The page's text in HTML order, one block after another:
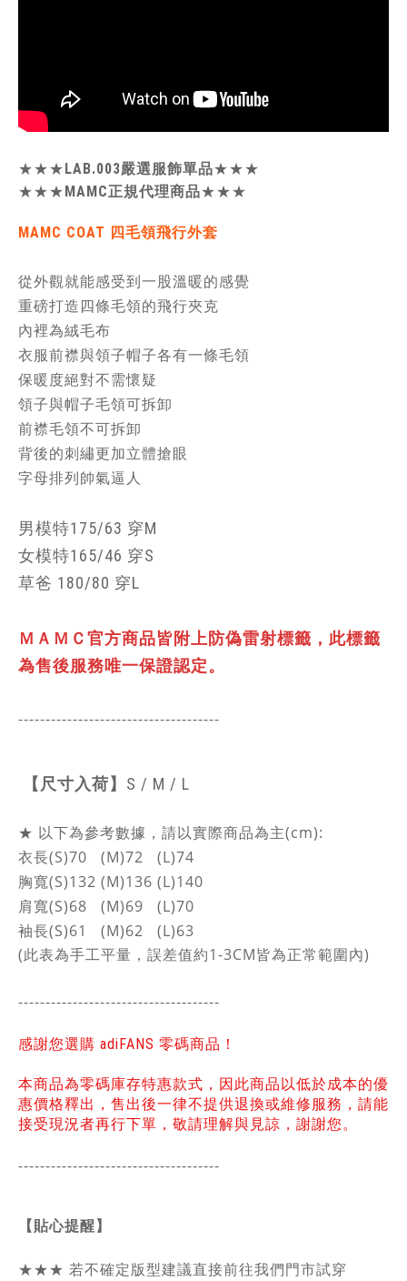
★★★LAB.003嚴選服飾單品★★★
★★★MAMC正規代理商品★★★
MAMC COAT 四毛領飛行外套
從外觀就能感受到一股溫暖的感覺
重磅打造四條毛領的飛行夾克
內裡為絨毛布
衣服前襟與領子帽子各有一條毛領
保暖度絕對不需懷疑
領子與帽子毛領可拆卸
前襟毛領不可拆卸
背後的刺繡更加立體搶眼
字母排列帥氣逼人
男模特175/63 穿M
女模特165/46 穿S
草爸 180/80 穿L
ＭＡＭＣ官方商品皆附上防偽雷射標籤， 此標籤
為售後服務唯一保證認定。
-------------------------------------
【尺寸入荷】 S / M / L
★ 以下為參考數據，請以實際商品為主(cm):
衣長(S)70 (M)72 (L)74
胸寬(S)132 (M)136 (L)140
肩寬(S)68 (M)69 (L)70
袖長(S)61 (M)62 (L)63
(此表為手工平量，誤差值約1-3CM皆為正常範圍內)
-------------------------------------
感謝您選購 adiFANS 零碼商品！
本商品為零碼庫存特惠款式，因此商品以低於成本的優
惠價格釋出，售出後一律不提供退換或維修服務，請能
接受現況者再行下單，敬請理解與見諒，謝謝您。
-------------------------------------
【貼心提醒】
★★★ 若不確定版型建議直接前往我們門市試穿